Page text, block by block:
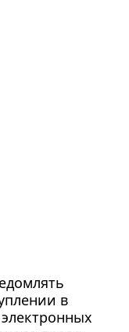
в
права